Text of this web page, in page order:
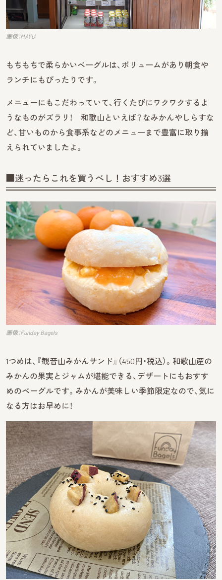
画像：MAYU
もちもちで柔らかいベーグルは、ボリュームがあり朝食や
ランチにもぴったりです。
メニューにもこだわっていて、行くたびにワクワクするよ
うなものがズラリ！ 和歌山といえば？なみかんやしらすな
ど、甘いものから食事系などのメニューまで豊富に取り揃
えられていましたよ。
■迷ったらこれを買うべし！おすすめ3選
画像：Funday Bagels
1つめは、『観音山みかんサンド』（450円・税込）。和歌山産の
みかんの果実とジャムが堪能できる、デザートにもおすす
めのベーグルです。みかんが美味しい季節限定なので、気に
なる方はお早めに！